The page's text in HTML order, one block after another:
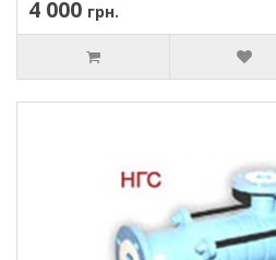
4 000 грн.